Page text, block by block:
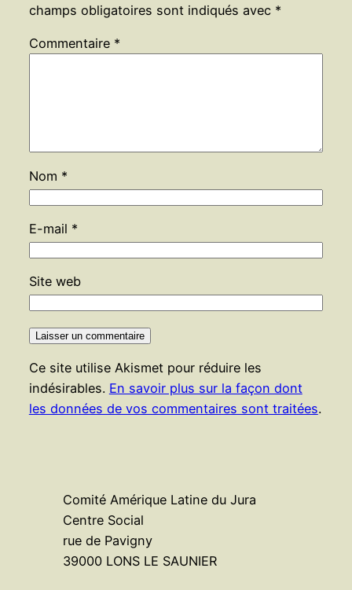
champs obligatoires sont indiqués avec *
Commentaire *
Nom *
E-mail *
Site web
Ce site utilise Akismet pour réduire les
indésirables. En savoir plus sur la façon dont
les données de vos commentaires sont traitées.
Comité Amérique Latine du Jura
Centre Social
rue de Pavigny
39000 LONS LE SAUNIER